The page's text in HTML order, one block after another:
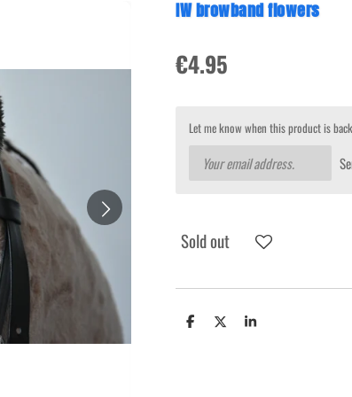
IW browband flowers
€4.95
Let me know when this product is
Sold out
S S S